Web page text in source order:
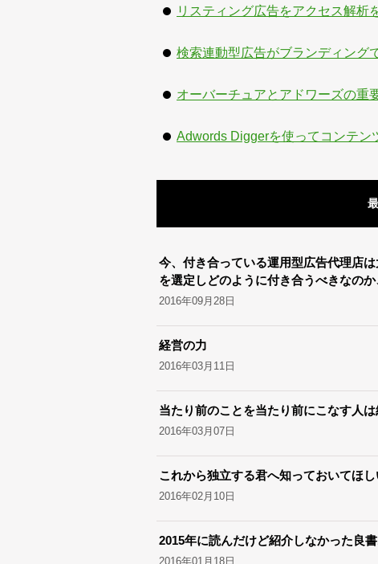
リスティング広告をアクセス解
検索連動型広告がブランディング
オーバーチュアとアドワーズの重
Adwords Diggerを使ってコンテン
今、付き合っている運用型広告代理店
を選定しどのように付き合うべきなの
2016年09月28日
経営の力
2016年03月11日
当たり前のことを当たり前にこなす人
2016年03月07日
これから独立する君へ知っておいてほし
2016年02月10日
2015年に読んだけど紹介しなかった良
2016年01月18日